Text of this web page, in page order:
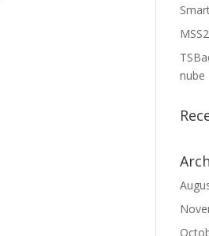
nube